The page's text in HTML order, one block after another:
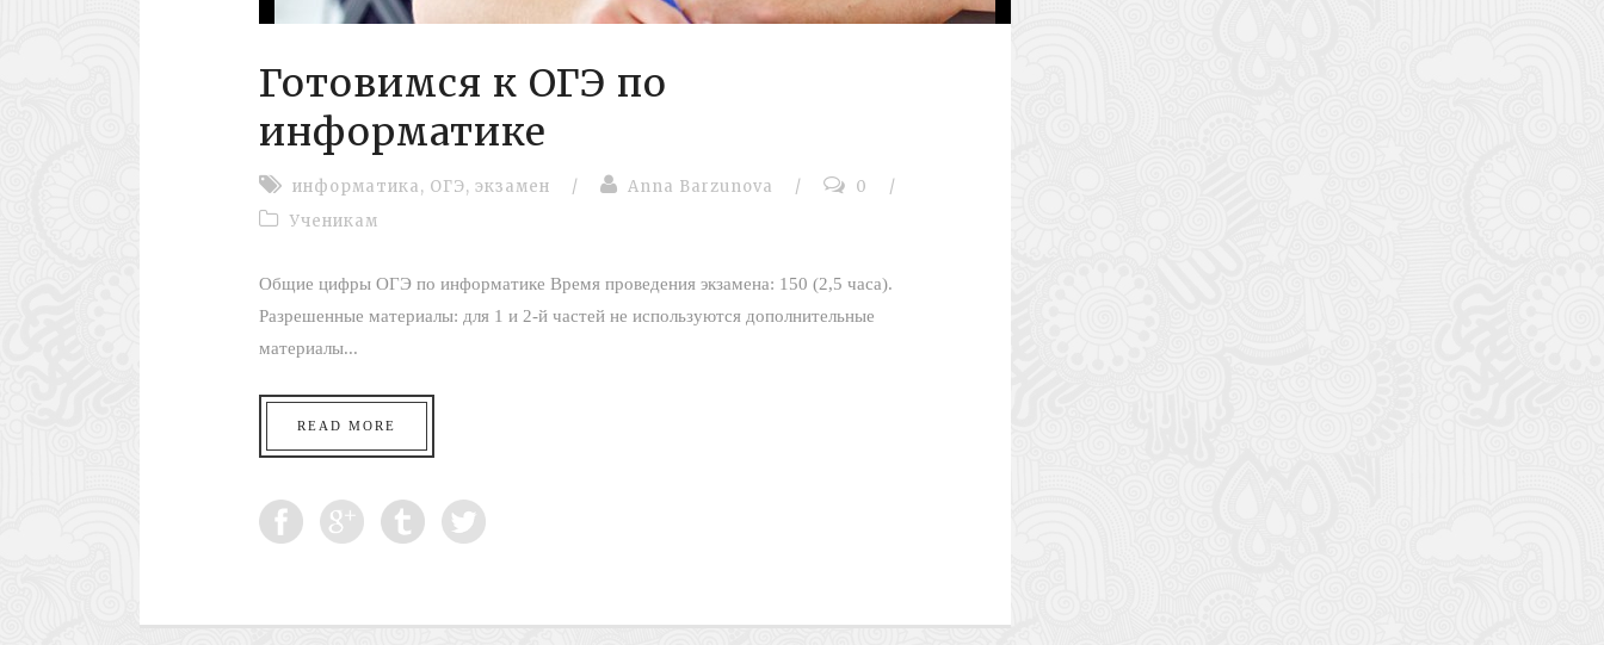
Готовимся к ОГЭ по
информатике
информатика, ОГЭ, экзамен / Anna Barzunova / 0
/
Ученикам
Общие цифры ОГЭ по информатике Время проведения экзамена: 150 (2,5 часа).
Разрешенные материалы: для 1 и 2-й частей не используются дополнительные
материалы...
READ MORE